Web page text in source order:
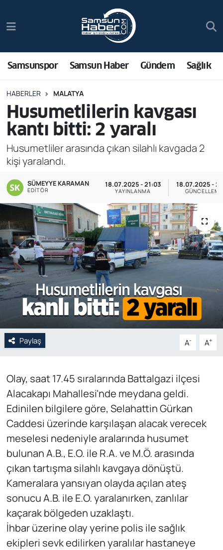
Samsunspor Samsun Haber Gündem Sağlık
HABERLER MALATYA
Husumetlilerin kavgası
kantı bitti: 2 yaralı
Husumetliler arasında çıkan silahlı kavgada 2
kişi yaralandı.
SÜMEYYE KARAMAN
EDITÖR
18.07.2025 - 21:03
YAYINLANMA
18.07.2025 -
GÜNCELLEME
Paylaş A- A+
Olay, saat 17.45 sıralarında Battalgazi ilçesi
Alacakapı Mahallesi'nde meydana geldi.
Edinilen bilgilere göre, Selahattin Gürkan
Caddesi üzerinde karşılaşan alacak verecek
meselesi nedeniyle aralarında husumet
bulunan A.B., E.O. ile R.A. ve M.Ö. arasında
çıkan tartışma silahlı kavgaya dönüştü.
Kameralara yansıyan olayda açılan ateş
sonucu A.B. ile E.O. yaralanırken, zanlılar
kaçarak bölgeden uzaklaştı.
İhbar üzerine olay yerine polis ile sağlık
ekipleri sevk edilirken yaralılar hastaneye
Samsun Haber
Sağlık
Asayiş
Bilim ve Teknoloji
Bölge
Dünya
Ekonomi
Genel
Gündem
Özel Haber
POLİTİKA
Siyaset
Web Tv
Yerel
Trafik Durumu
Süper Lig Puan Durumu ve Fikstür
Tüm Manşetler
Son Dakika Haberleri
Haber Arşivi